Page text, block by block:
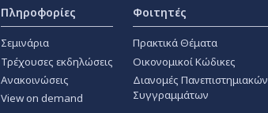
Πληροφορίες
Σεμινάρια
Τρέχουσες εκδηλώσεις
Ανακοινώσεις
View on demand
Φοιτητές
Πρακτικά Θέματα
Οικονομικοί Κώδικες
Διανομές Πανεπιστημιακών
Συγγραμμάτων